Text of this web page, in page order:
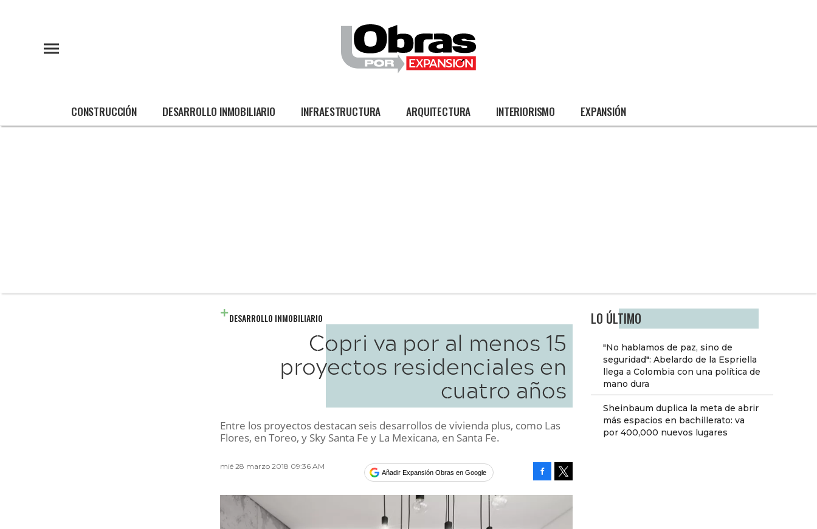
CONSTRUCCIÓN DESARROLLO INMOBILIARIO INFRAESTRUCTURA ARQUITECTURA INTERIORISMO EXPANSIÓN
LO ÚLTIMO
"No hablamos de paz, sino de
seguridad": Abelardo de la Espriella
llega a Colombia con una política de
mano dura
Sheinbaum duplica la meta de abrir
más espacios en bachillerato: va
por 400,000 nuevos lugares
DESARROLLO INMOBILIARIO
Copri va por al menos 15
proyectos residenciales en
cuatro años
Entre los proyectos destacan seis desarrollos de vivienda plus, como Las
Flores, en Toreo, y Sky Santa Fe y La Mexicana, en Santa Fe.
mié 28 marzo 2018 09:36 AM
Añadir Expansión Obras en Google